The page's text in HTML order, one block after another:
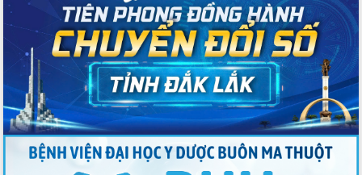
Nhân dân tỉnh
Bệnh án điện tử thúc đẩy chuyển đổi
số y tế tại Đắk Lắk
Chuyển đổi số thư viện: Mở rộng
không gian tri thức trong thời đại số
Đánh giá, rút kinh nghiệm công tác tổ
chức diễn tập trước ngày bầu cử
Chương trình “Gặp gỡ hữu nghị –
Friendship Meeting New Year 2026”